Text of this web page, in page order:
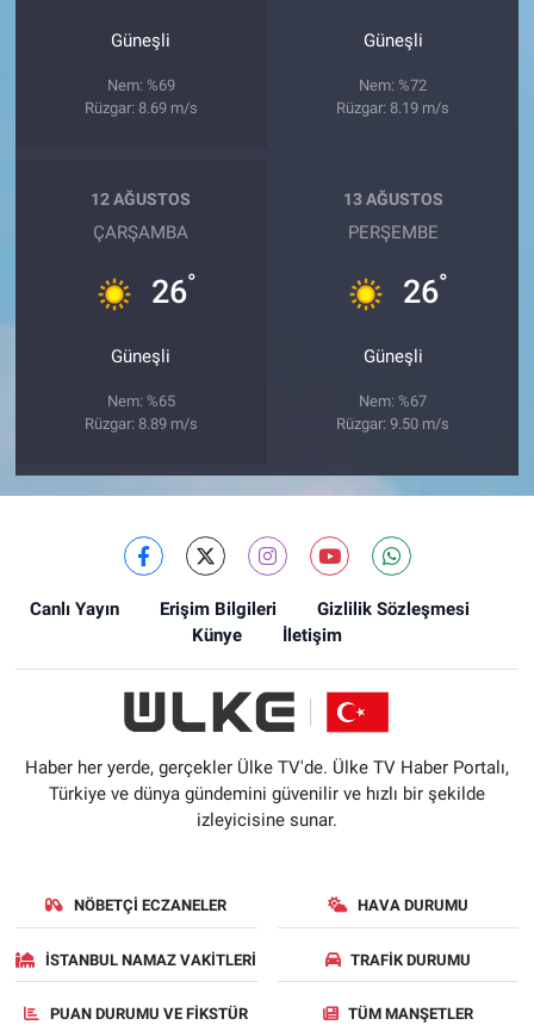
Güneşli
Nem: %69
Rüzgar: 8.69 m/s
Güneşli
Nem: %72
Rüzgar: 8.19 m/s
12 AĞUSTOS
ÇARŞAMBA
26°
Güneşli
Nem: %65
Rüzgar: 8.89 m/s
13 AĞUSTOS
PERŞEMBE
26°
Güneşli
Nem: %67
Rüzgar: 9.50 m/s
Canlı Yayın Erişim Bilgileri
Gizlilik Sözleşmesi
Künye
İletişim
Haber her yerde, gerçekler Ülke TV'de. Ülke TV Haber Portalı,
Türkiye ve dünya gündemini güvenilir ve hızlı bir şekilde
izleyicisine sunar.
NÖBETÇI ECZANELER HAVA DURUMU
İSTANBUL NAMAZ VAKITLERI TRAFIK DURUMU
PUAN DURUMU VE FIKSTÜR TÜM MANŞETLER